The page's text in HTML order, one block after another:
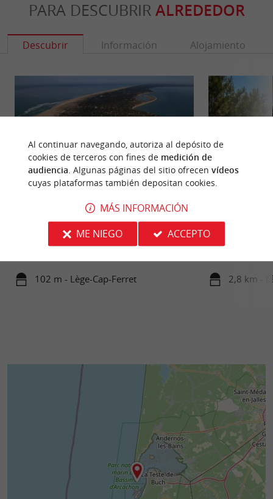
PARA DESCUBRIR ALREDEDOR
Descubrir Información Alojamiento
Pointe du Cap Ferret
La península que cierra la cuenca de Arcachon es
un paraje natural excepcional. Enclavada entre el
102 m - Lège-Cap-Ferret
La playa de
2,8 km -
Al continuar navegando, autoriza al depósito de
cookies de terceros con fines de medición de
audiencia . Algunas páginas del sitio ofrecen vídeos
cuyas plataformas también depositan cookies.
MÁS INFORMACIÓN
ME NIEGO
ACCEPTO